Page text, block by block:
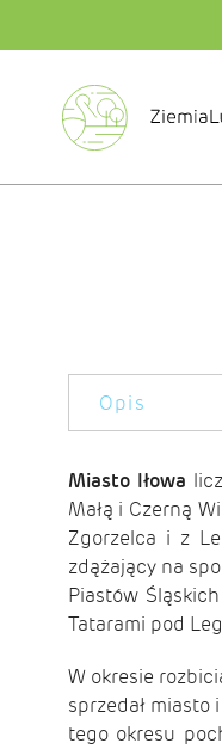
Opis
Miasto Iłowa
Małą i Czerną
Zgorzelca i z
zdążający na
Piastów
Tatarami pod
W okresie
sprzedał miasto
tego okresu